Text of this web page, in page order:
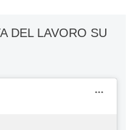
DEL LAVORO SU